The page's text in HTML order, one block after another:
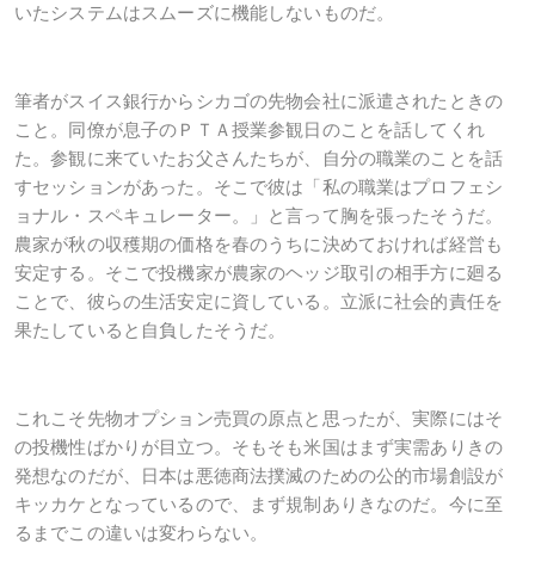
いたシステムはスムーズに機能しないものだ。
筆者がスイス銀行からシカゴの先物会社に派遣されたときの
こと。同僚が息子のＰＴＡ授業参観日のことを話してくれ
た。参観に来ていたお父さんたちが、自分の職業のことを話
すセッションがあった。そこで彼は「私の職業はプロフェシ
ョナル・スペキュレーター。」と言って胸を張ったそうだ。
農家が秋の収穫期の価格を春のうちに決めておければ経営も
安定する。そこで投機家が農家のヘッジ取引の相手方に廻る
ことで、彼らの生活安定に資している。立派に社会的責任を
果たしていると自負したそうだ。
これこそ先物オプション売買の原点と思ったが、実際にはそ
の投機性ばかりが目立つ。そもそも米国はまず実需ありきの
発想なのだが、日本は悪徳商法撲滅のための公的市場創設が
キッカケとなっているので、まず規制ありきなのだ。今に至
るまでこの違いは変わらない。